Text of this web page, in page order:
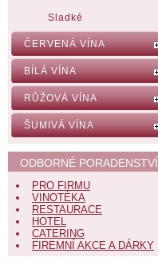
Sladké
ČERVENÁ VÍNA
BÍLÁ VÍNA
RŮŽOVÁ VÍNA
ŠUMIVÁ VÍNA
ODBORNÉ PORADENSTVÍ
PRO FIRMU
VINOTÉKA
RESTAURACE
HOTEL
CATERING
FIREMNÍ AKCE A DÁRKY